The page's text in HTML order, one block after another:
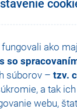
ako
so
súborov – tzv.
a tak ich
webu,
přes
čísla